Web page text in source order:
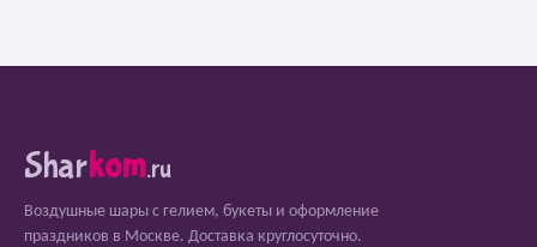
Sharkom.ru
Воздушные шары с гелием, букеты и оформление
праздников в Москве. Доставка круглосуточно.